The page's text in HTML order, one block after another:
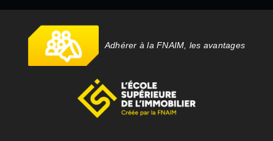
Adhérer à la FNAIM, les avantages